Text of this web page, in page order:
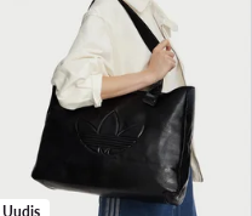
Uudis